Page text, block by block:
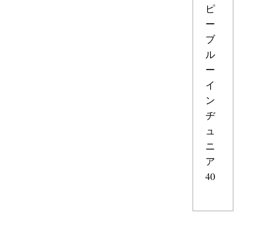
ピ
ー
ブ
ル
ー
イ
ン
ヂ
ュ
ニ
ア
40